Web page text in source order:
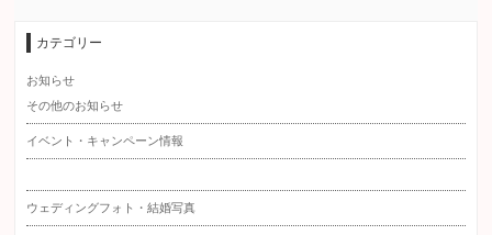
カテゴリー
お知らせ
その他のお知らせ
イベント・キャンペーン情報
ウェディングフォト・結婚写真